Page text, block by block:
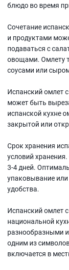
блюдо во время
Сочетание
и продуктами
подаваться с
овощами. Омлету
соусами или
Испанский омлет
может быть
испанской кухне
закрытой или
Срок хранения
условий
3-4 дней.
упаковывание
удобства.
Испанский омлет
национальной
разнообразными
одним из
включается в